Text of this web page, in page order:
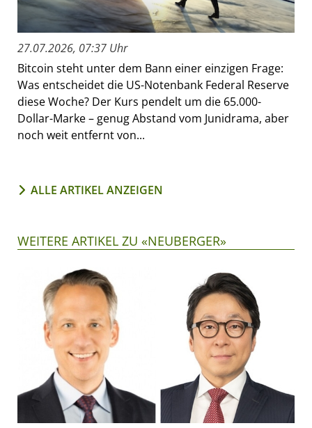
27.07.2026, 07:37 Uhr
Bitcoin steht unter dem Bann einer einzigen Frage:
Was entscheidet die US-Notenbank Federal Reserve
diese Woche? Der Kurs pendelt um die 65.000-
Dollar-Marke – genug Abstand vom Junidrama, aber
noch weit entfernt von...
ALLE ARTIKEL ANZEIGEN
WEITERE ARTIKEL ZU «NEUBERGER»